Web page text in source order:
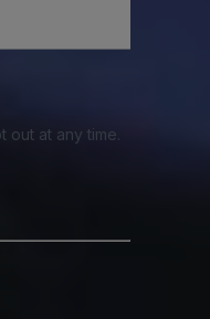
out at any time.